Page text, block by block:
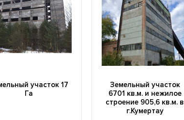
участок 17
Га
Земельный участок
6701 кв.м. и нежилое
строение 905,6 кв.м. в
г.Кумертау